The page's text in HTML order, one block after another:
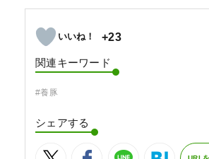
+23
関連キーワード
#養豚
シェアする